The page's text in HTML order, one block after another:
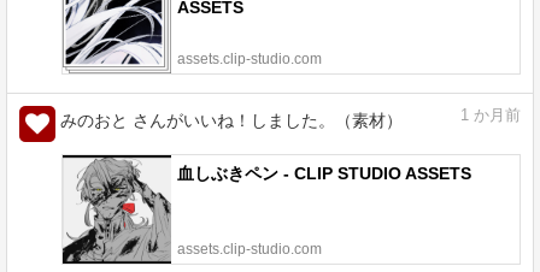
ASSETS
assets.clip-studio.com
みのおと さんがいいね！しました。（素材） 1 か月前
血しぶきペン - CLIP STUDIO ASSETS
assets.clip-studio.com